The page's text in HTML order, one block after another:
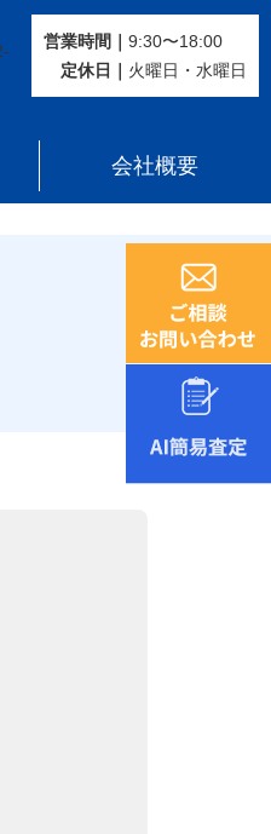
営業時間｜ 9:30〜18:00
定休⽇｜ 火曜⽇・水曜⽇
会社概要